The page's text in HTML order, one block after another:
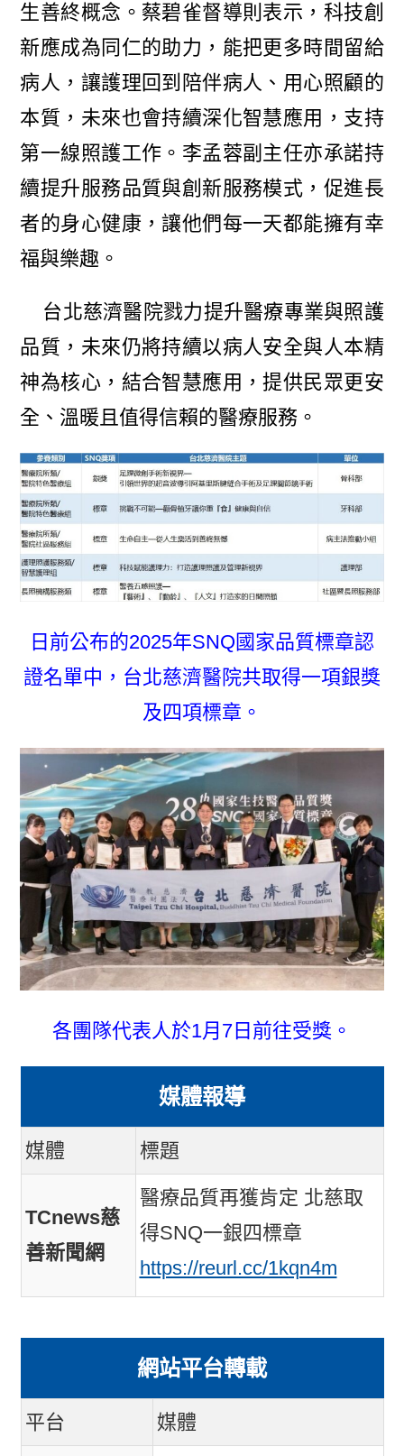
生善終概念。蔡碧雀督導則表示，科技創
新應成為同仁的助力，能把更多時間留給
病人，讓護理回到陪伴病人、用心照顧的
本質，未來也會持續深化智慧應用，支持
第一線照護工作。李孟蓉副主任亦承諾持
續提升服務品質與創新服務模式，促進長
者的身心健康，讓他們每一天都能擁有幸
福與樂趣。
台北慈濟醫院戮力提升醫療專業與照護
品質，未來仍將持續以病人安全與人本精
神為核心，結合智慧應用，提供民眾更安
全、溫暖且值得信賴的醫療服務。
日前公布的2025年SNQ國家品質標章認
證名單中，台北慈濟醫院共取得一項銀獎
及四項標章。
各團隊代表人於1月7日前往受獎。
媒體報導
媒體 標題
TCnews慈
善新聞網
醫療品質再獲肯定 北慈取
得SNQ一銀四標章
https://reurl.cc/1kqn4m
網站平台轉載
平台 媒體